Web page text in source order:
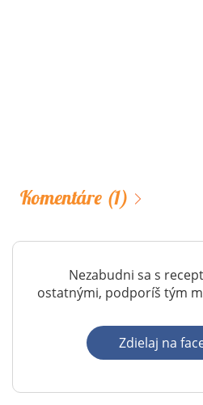
Komentáre (1)
Nezabudni sa s
ostatnými, podporíš tým
Zdielaj na